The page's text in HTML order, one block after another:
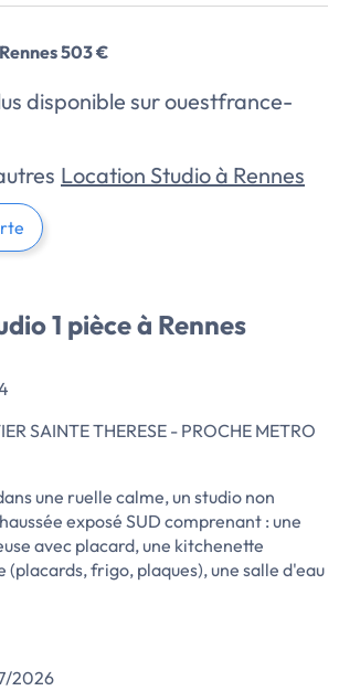
503 €
disponible sur ouestfrance-
Location Studio à Rennes
1 pièce à Rennes
SAINTE THERESE - PROCHE METRO
une ruelle calme, un studio non
exposé SUD comprenant : une
avec placard, une kitchenette
(placards, frigo, plaques), une salle d'eau
2026